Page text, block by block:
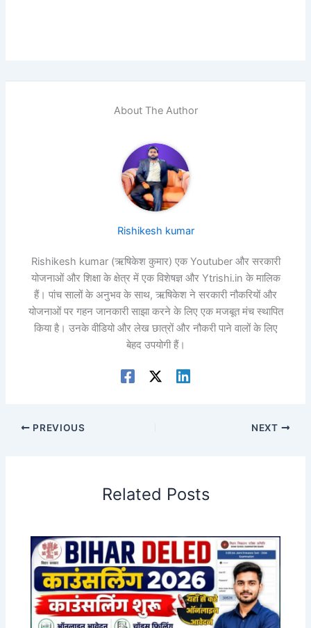
About The Author
Rishikesh kumar
Rishikesh kumar (ऋषिकेश कुमार) एक Youtuber और सरकारी
योजनाओं और शिक्षा के क्षेत्र में एक विशेषज्ञ और Ytrishi.in के मालिक
हैं। पांच सालों के अनुभव के साथ, ऋषिकेश ने सरकारी नौकरियों और
योजनाओं पर गहन जानकारी साझा करने के लिए एक मजबूत मंच स्थापित
किया है। उनके वीडियो और लेख छात्रों और नौकरी पाने वालों के लिए
बेहद उपयोगी हैं।
PREVIOUS NEXT
Related Posts